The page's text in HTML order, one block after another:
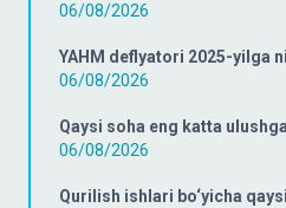
06/08/2026
YAHM deflyatori 2025-yilga
06/08/2026
Qaysi soha eng katta
06/08/2026
Qurilish ishlari bo‘yicha